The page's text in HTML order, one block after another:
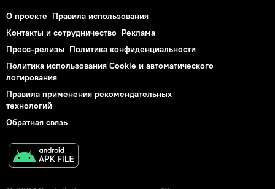
О проекте Правила использования
Контакты и сотрудничество Реклама
Пресс-релизы Политика конфиденциальности
Политика использования Cookie и автоматического
логирования
Правила применения рекомендательных
технологий
Обратная связь